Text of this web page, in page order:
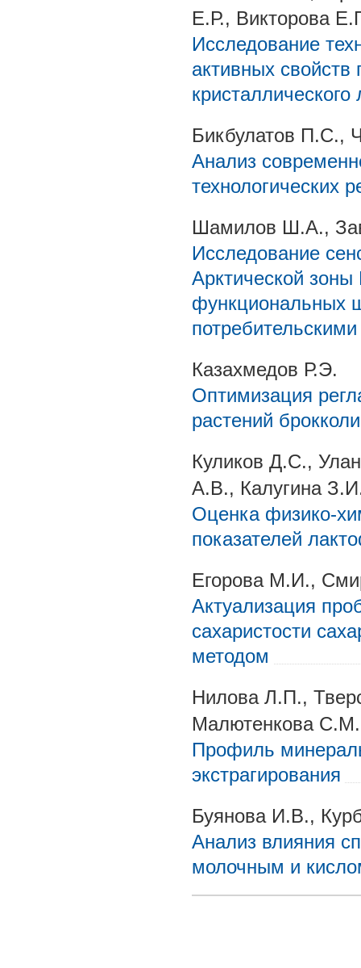
Е.Р., Викторова
Исследование
активных
кристаллического
Бикбулатов П.С.,
Анализ
технологических
Шамилов Ш.А.,
Исследование
Арктической
функциональных
Казахмедов Р.Э.
Оптимизация
растений
Куликов Д.С.,
А.В., Калугина
Оценка физико-
показателей
Егорова М.И.,
Актуализация
сахаристости
методом
Нилова Л.П.,
Малютенкова С.М.
Профиль
экстрагирования
Буянова И.В.,
Анализ влияния
молочным и